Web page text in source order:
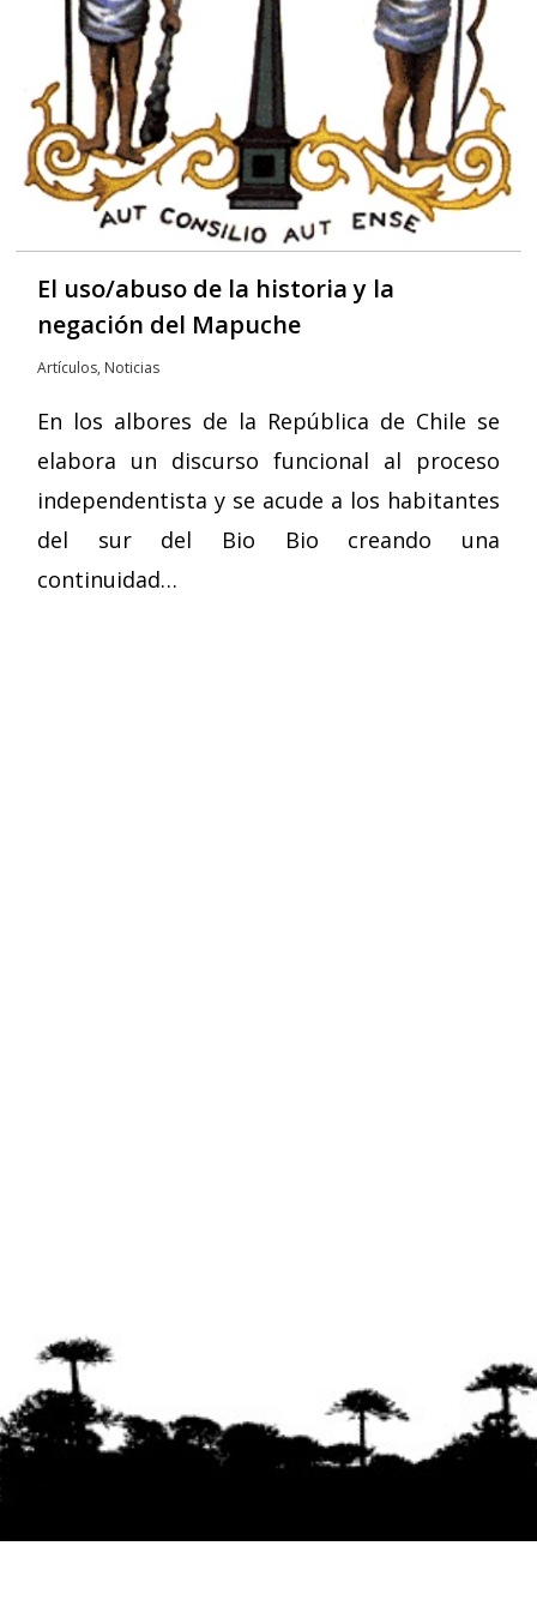
El uso/abuso de la historia y la
negación del Mapuche
Artículos, Noticias
En los albores de la República de Chile se
elabora un discurso funcional al proceso
independentista y se acude a los habitantes
del sur del Bio Bio creando una
continuidad…